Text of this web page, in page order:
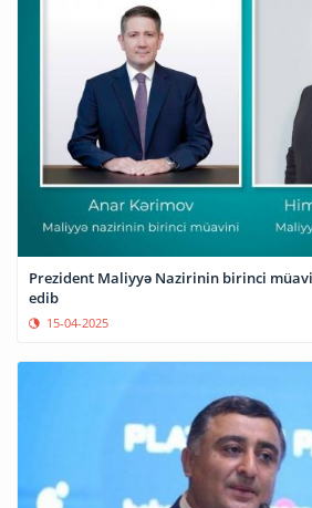
Prezident Maliyyə Nazirinin birinci
edib
15-04-2025